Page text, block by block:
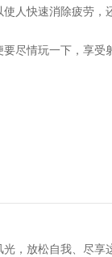
人快速消除疲劳，
尽情玩一下，享受
，放松自我、尽享